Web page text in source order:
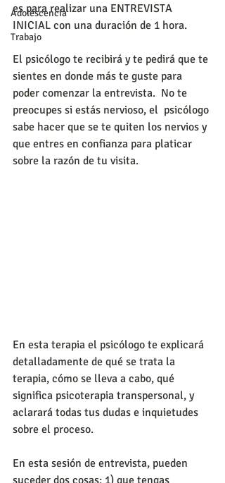
Adolescencia
Trabajo
es para realizar una ENTREVISTA
INICIAL con una duración de 1 hora.
El psicólogo te recibirá y te pedirá que te
sientes en donde más te guste para
poder comenzar la entrevista.  No te
preocupes si estás nervioso, el  psicólogo
sabe hacer que se te quiten los nervios y
que entres en confianza para platicar
sobre la razón de tu visita.
En esta terapia el psicólogo te explicará
detalladamente de qué se trata la
terapia, cómo se lleva a cabo, qué
significa psicoterapia transpersonal, y
aclarará todas tus dudas e inquietudes
sobre el proceso.
En esta sesión de entrevista, pueden
suceder dos cosas: 1) que tengas